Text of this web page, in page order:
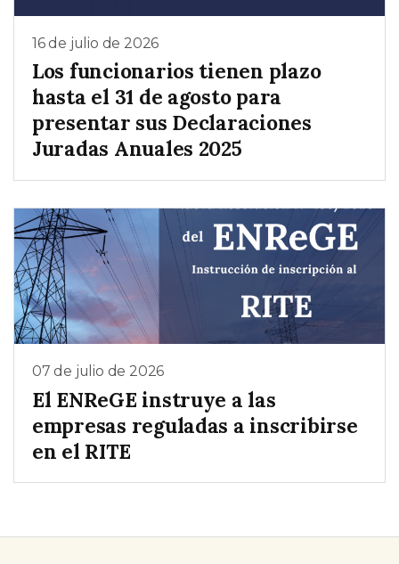
16 de julio de 2026
Los funcionarios tienen plazo
hasta el 31 de agosto para
presentar sus Declaraciones
Juradas Anuales 2025
07 de julio de 2026
El ENReGE instruye a las
empresas reguladas a inscribirse
en el RITE